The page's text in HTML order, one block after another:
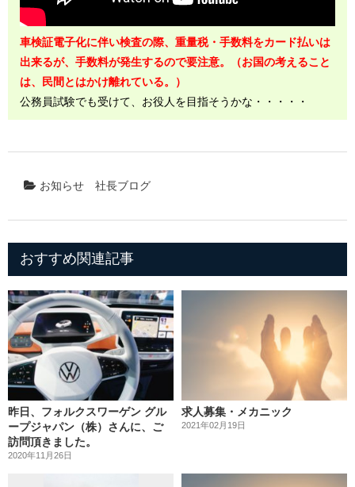
車検証電子化に伴い検査の際、重量税・手数料をカード払いは
出来るが、手数料が発生するので要注意。（お国の考えること
は、民間とはかけ離れている。）
公務員試験でも受けて、お役人を目指そうかな・・・・・
お知らせ 社長ブログ
おすすめ関連記事
昨日、フォルクスワーゲン グル
ープジャパン（株）さんに、ご
訪問頂きました。
2020年11月26日
求人募集・メカニック
2021年02月19日